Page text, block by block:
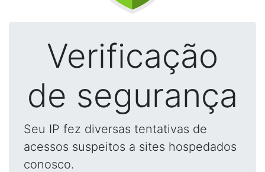
Verificação
de segurança
Seu IP fez diversas tentativas de
acessos suspeitos a sites hospedados
conosco.